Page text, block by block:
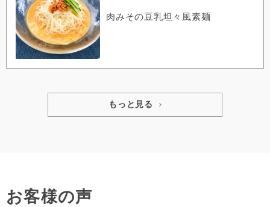
肉みその豆乳坦々風素麺
もっと見る
お客様の声